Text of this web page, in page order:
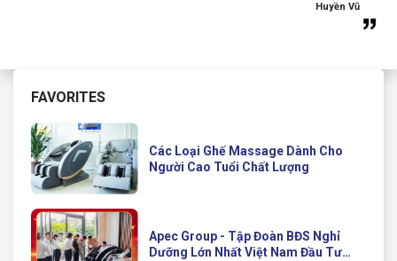
Huyền Vũ
FAVORITES
Các Loại Ghế Massage Dành Cho
Người Cao Tuổi Chất Lượng
Apec Group - Tập Đoàn BĐS Nghỉ
Dưỡng Lớn Nhất Việt Nam Đầu Tư